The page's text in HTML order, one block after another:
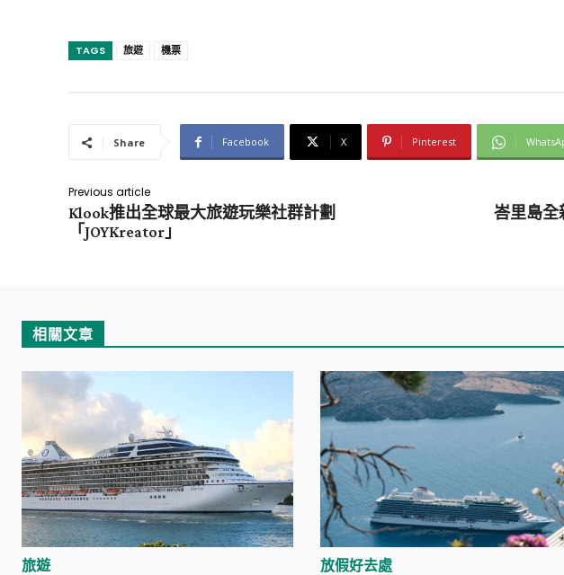
TAGS 旅遊 機票
Share Facebook X Pinterest
Previous article
Klook推出全球最大旅遊玩樂社群計劃
「JOYKreator」
峇里島全
相關文章
旅遊 放假好去處